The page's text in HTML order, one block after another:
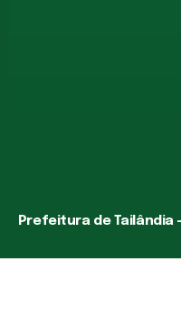
Prefeitura de